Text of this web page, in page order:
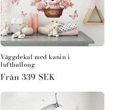
Väggdekal med kanin i
luftballong
Ordinarie
pris
Från 339 SEK